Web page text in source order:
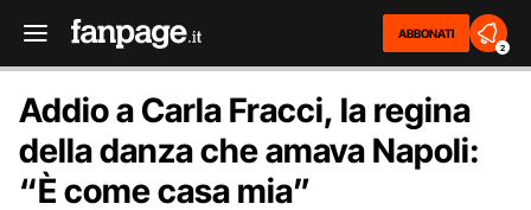
ABBONATI
2
Addio a Carla Fracci, la regina
della danza che amava Napoli:
“È come casa mia”